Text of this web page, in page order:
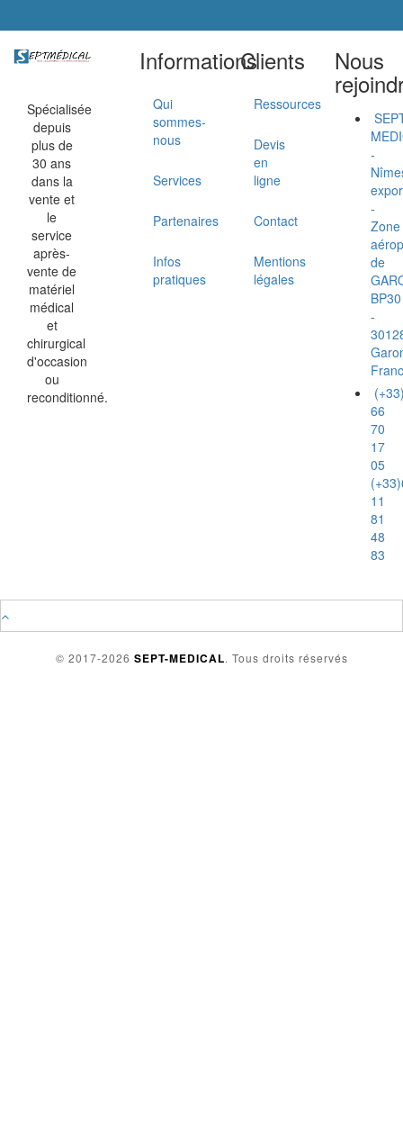
Spécialisée
depuis
plus de
30 ans
dans la
vente et
le
service
après-
vente de
matériel
médical
et
chirurgical
d'occasion
ou
reconditionné.
Informations
Qui
sommes-
nous
Services
Partenaires
Infos
pratiques
Clients
Ressources
Devis
en
ligne
Contact
Mentions
légales
Nous
-
-
Zone
de
BP30
-
66
70
17
05
11
81
48
83
© 2017-2026 SEPT-MEDICAL. Tous droits réservés